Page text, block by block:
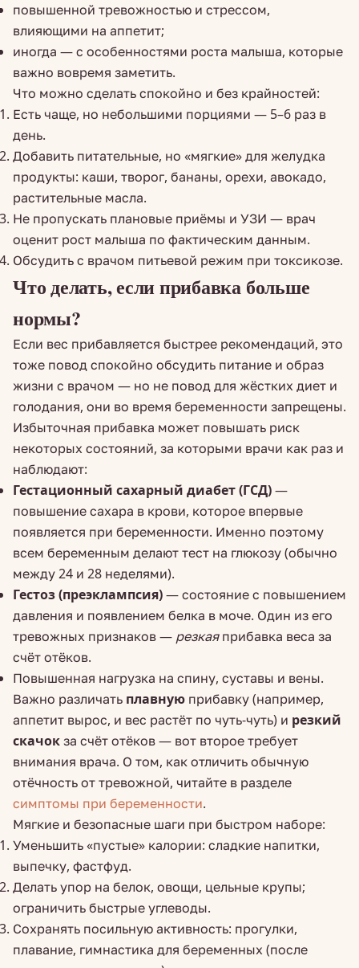
повышенной тревожностью и стрессом,
влияющими на аппетит;
иногда — с особенностями роста малыша, которые
важно вовремя заметить.
Что можно сделать спокойно и без крайностей:
Есть чаще, но небольшими порциями — 5–6 раз в
день.
Добавить питательные, но «мягкие» для желудка
продукты: каши, творог, бананы, орехи, авокадо,
растительные масла.
Не пропускать плановые приёмы и УЗИ — врач
оценит рост малыша по фактическим данным.
Обсудить с врачом питьевой режим при токсикозе.
Что делать, если прибавка больше
нормы?
Если вес прибавляется быстрее рекомендаций, это
тоже повод спокойно обсудить питание и образ
жизни с врачом — но не повод для жёстких диет и
голодания, они во время беременности запрещены.
Избыточная прибавка может повышать риск
некоторых состояний, за которыми врачи как раз и
наблюдают:
Гестационный сахарный диабет (ГСД)—
повышение сахара в крови, которое впервые
появляется при беременности. Именно поэтому
всем беременным делают тест на глюкозу (обычно
между 24 и 28 неделями).
Гестоз (преэклампсия)— состояние с повышением
давления и появлением белка в моче. Один из его
тревожных признаков — резкаяприбавка веса за
счёт отёков.
Повышенная нагрузка на спину, суставы и вены.
Важно различать плавную прибавку (например,
аппетит вырос, и вес растёт по чуть-чуть) и резкий
скачокза счёт отёков — вот второе требует
внимания врача. О том, как отличить обычную
отёчность от тревожной, читайте в разделе
симптомы при беременности.
Мягкие и безопасные шаги при быстром наборе:
Уменьшить «пустые» калории: сладкие напитки,
выпечку, фастфуд.
Делать упор на белок, овощи, цельные крупы;
ограничить быстрые углеводы.
Сохранять посильную активность: прогулки,
плавание, гимнастика для беременных (после